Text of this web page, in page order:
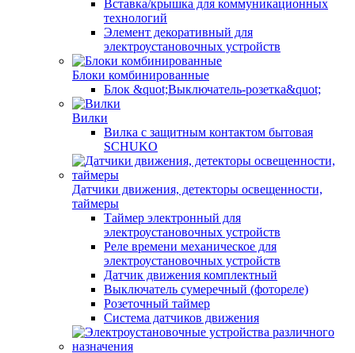
Вставка/крышка для коммуникационных
технологий
Элемент декоративный для
электроустановочных устройств
Блоки комбинированные
Блок &quot;Выключатель-розетка&quot;
Вилки
Вилка с защитным контактом бытовая
SCHUKO
Датчики движения, детекторы освещенности,
таймеры
Таймер электронный для
электроустановочных устройств
Реле времени механическое для
электроустановочных устройств
Датчик движения комплектный
Выключатель сумеречный (фотореле)
Розеточный таймер
Система датчиков движения